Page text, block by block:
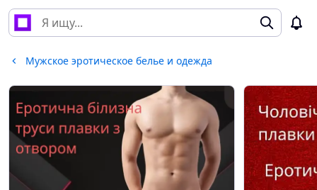
Мужское эротическое белье и одежда